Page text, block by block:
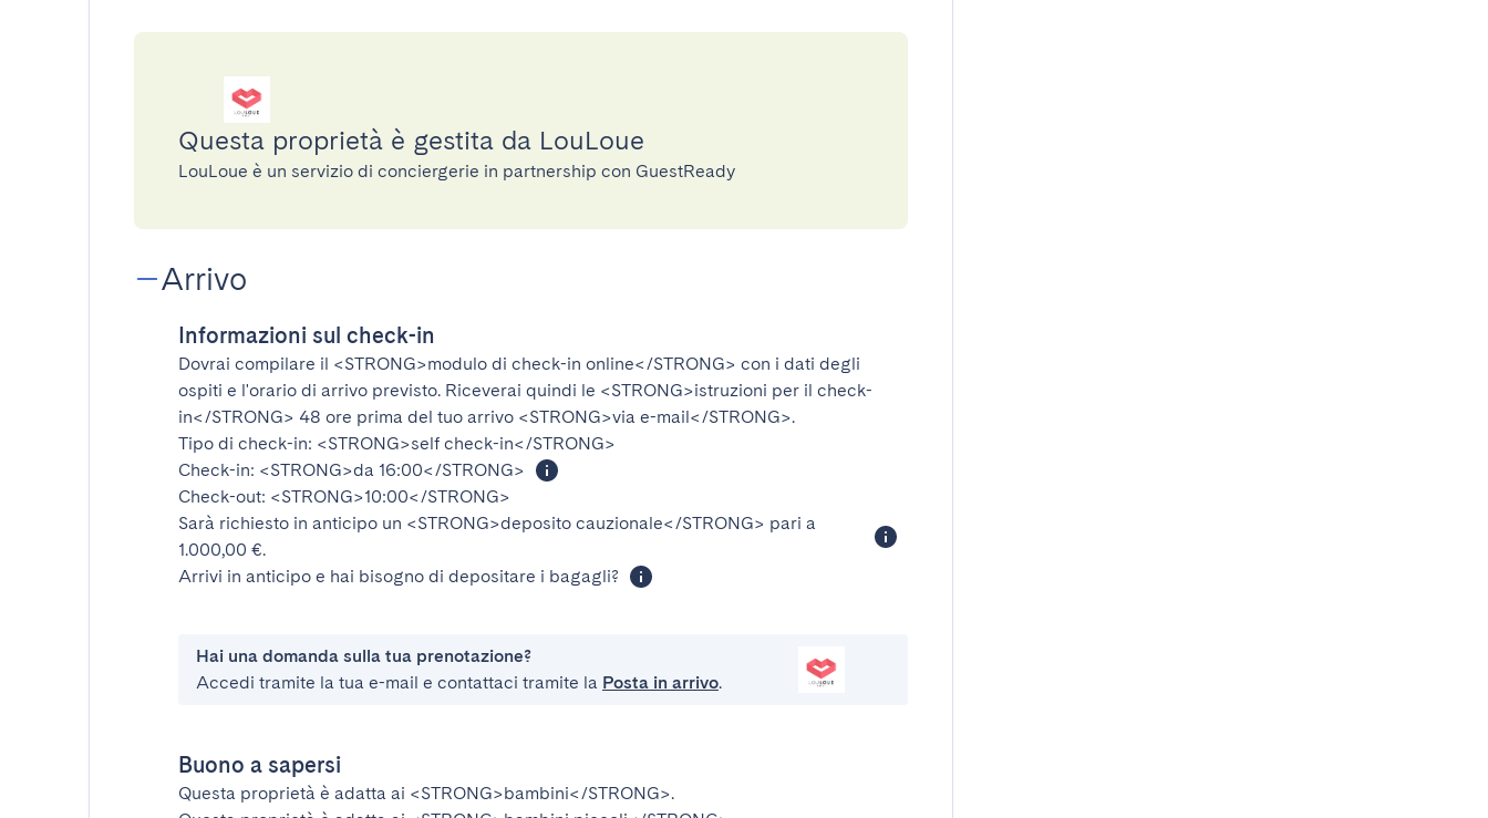
Questa proprietà è gestita da LouLoue
LouLoue è un servizio di conciergerie in partnership con GuestReady
Arrivo
Informazioni sul check-in
Dovrai compilare il <STRONG>modulo di check-in online</STRONG> con i dati degli
ospiti e l'orario di arrivo previsto. Riceverai quindi le <STRONG>istruzioni per il check-
in</STRONG> 48 ore prima del tuo arrivo <STRONG>via e-mail</STRONG>.
Tipo di check-in: <STRONG>self check-in</STRONG>
Check-in: <STRONG>da 16:00</STRONG>
Check-out: <STRONG>10:00</STRONG>
Sarà richiesto in anticipo un <STRONG>deposito cauzionale</STRONG> pari a
1.000,00 €.
Arrivi in anticipo e hai bisogno di depositare i bagagli?
Hai una domanda sulla tua prenotazione?
Accedi tramite la tua e-mail e contattaci tramite la Posta in arrivo.
Buono a sapersi
Questa proprietà è adatta ai <STRONG>bambini</STRONG>.